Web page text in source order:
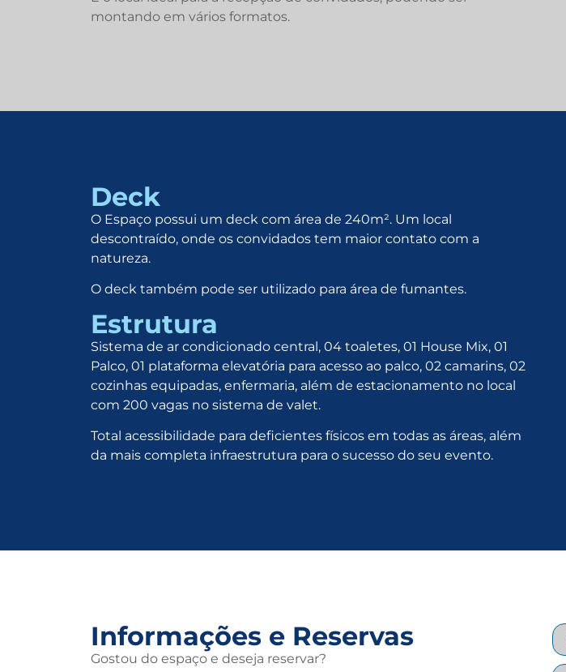
montando em vários formatos.
Deck
O Espaço possui um deck com área de 240m². Um local
descontraído, onde os convidados tem maior contato com a
natureza.
O deck também pode ser utilizado para área de fumantes.
Estrutura
Sistema de ar condicionado central, 04 toaletes, 01 House Mix, 01
Palco, 01 plataforma elevatória para acesso ao palco, 02 camarins, 02
cozinhas equipadas, enfermaria, além de estacionamento no local
com 200 vagas no sistema de valet.
Total acessibilidade para deficientes físicos em todas as áreas, além
da mais completa infraestrutura para o sucesso do seu evento.
Informações e Reservas
Gostou do espaço e deseja reservar?